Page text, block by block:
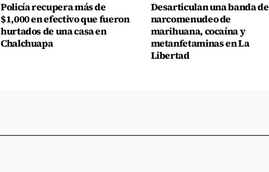
Policía recupera más de
$1,000 en efectivo que fueron
hurtados de una casa en
Chalchuapa
Desarticulan una banda de
narcomenudeo de
marihuana, cocaína y
metanfetaminas en La
Libertad